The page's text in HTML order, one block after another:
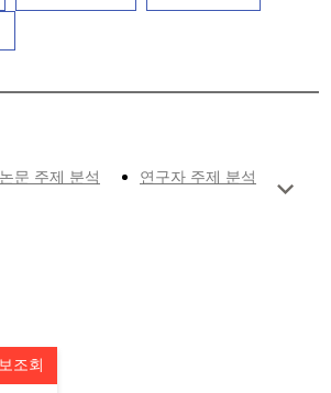
논문 주제 분석 연구자 주제 분석
조회